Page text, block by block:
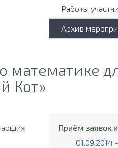
Работы
Архив
математике
Кот»
Приём заявок
01.09.2014